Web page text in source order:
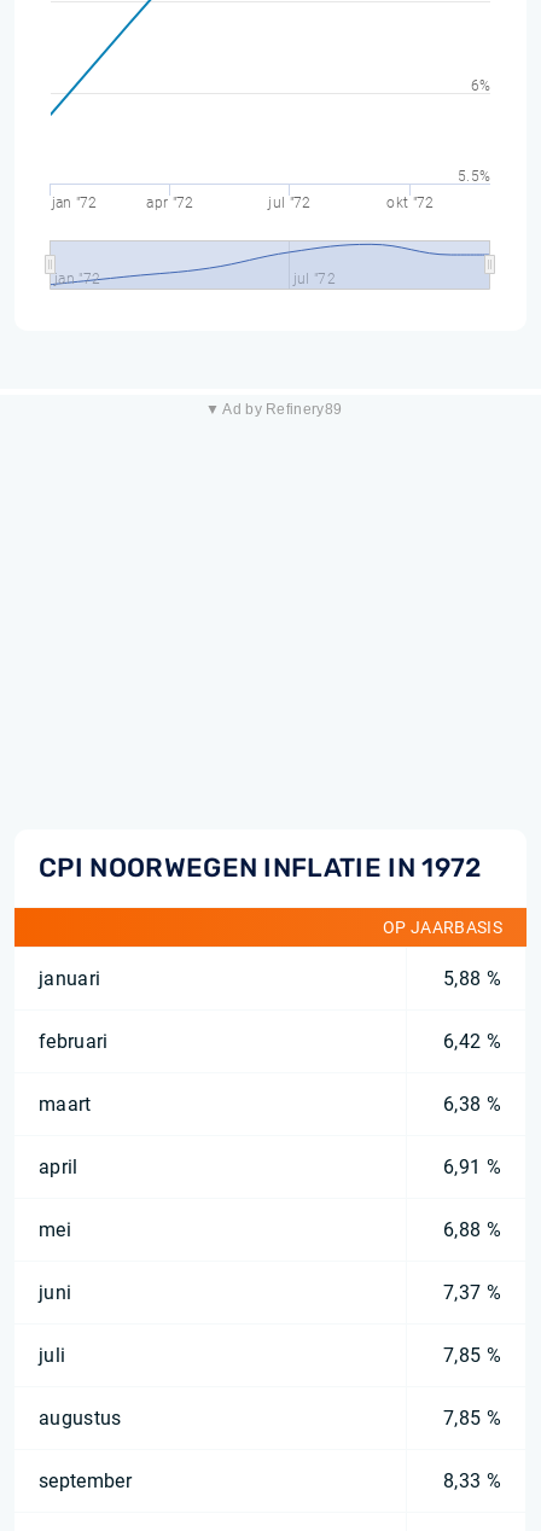
jan "72 apr "72 jul "72 okt "72
jan "72 jul "72
5.5%
6%
▼ Ad by Refinery89
CPI NOORWEGEN INFLATIE IN 1972
OP JAARBASIS
januari 5,88 %
februari 6,42 %
maart 6,38 %
april 6,91 %
mei 6,88 %
juni 7,37 %
juli 7,85 %
augustus 7,85 %
september 8,33 %